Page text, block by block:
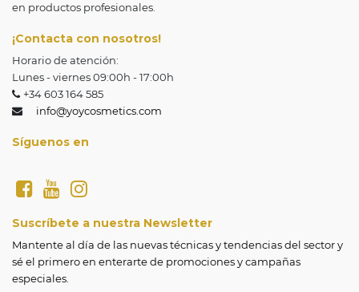
en productos profesionales.
¡Contacta con nosotros!
Horario de atención:
Lunes - viernes 09:00h - 17:00h
+34 603 164 585
info@yoycosmetics.com
Síguenos en
Suscríbete a nuestra Newsletter
Mantente al día de las nuevas técnicas y tendencias del sector y
sé el primero en enterarte de promociones y campañas
especiales.